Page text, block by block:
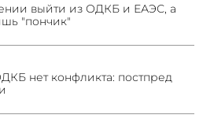
выйти из ОДКБ и ЕАЭС, а
"пончик"
нет конфликта: постпред